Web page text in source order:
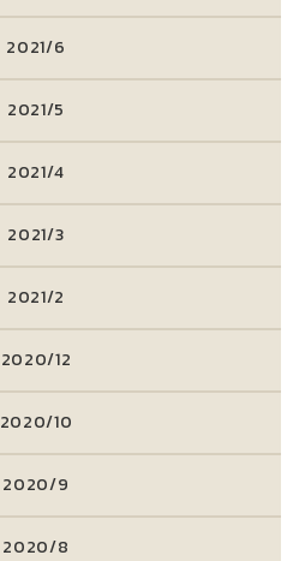
2021/6
2021/5
2021/4
2021/3
2021/2
2020/12
2020/10
2020/9
2020/8